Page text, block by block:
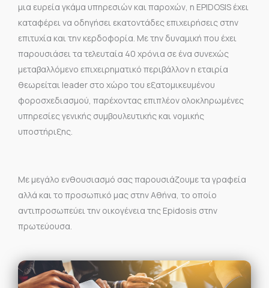
μια ευρεία γκάμα υπηρεσιών και παροχών, η EPIDOSIS έχει
καταφέρει να οδηγήσει εκατοντάδες επιχειρήσεις στην
επιτυχία και την κερδοφορία. Με την δυναμική που έχει
παρουσιάσει τα τελευταία 40 χρόνια σε ένα συνεχώς
μεταβαλλόμενο επιχειρηματικό περιβάλλον η εταιρία
θεωρείται leader στο χώρο του εξατομικευμένου
φοροσχεδιασμού, παρέχοντας επιπλέον ολοκληρωμένες
υπηρεσίες γενικής συμβουλευτικής και νομικής
υποστήριξης.
Με μεγάλο ενθουσιασμό σας παρουσιάζουμε τα γραφεία
αλλά και το προσωπικό μας στην Αθήνα, το οποίο
αντιπροσωπεύει την οικογένεια της Epidosis στην
πρωτεύουσα.